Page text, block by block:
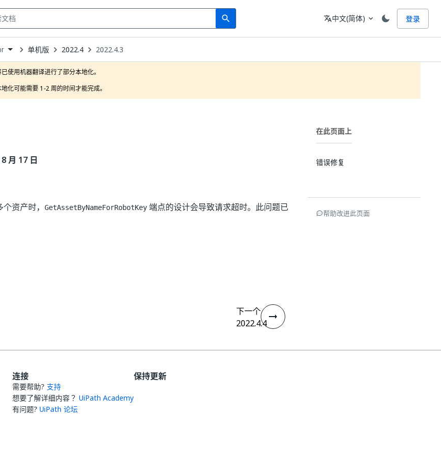
search
Search 语言
translate中文(简体) expand_more 登录
单机版 2022.4 2022.4.3
使用机器翻译进行了部分本地化。
化可能需要 1-2 周的时间才能完成。
月 17 日
资产时， GetAssetByNameForRobotKey 端点的设计会导致请求超时。此问题已
在此页面上
错误修复
帮助改进此页面
下一个
2022.4.4
连接
需要帮助? 支持
想要了解详细内容？ UiPath Academy
有问题? UiPath 论坛
保持更新